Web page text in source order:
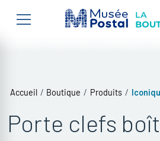
Aller au contenu principal
Accueil / Boutique / Produits /
Porte clefs